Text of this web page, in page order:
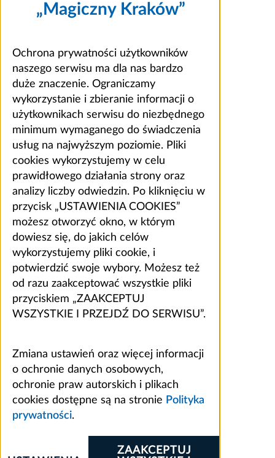
„Magiczny Kraków”
Ochrona prywatności użytkowników
naszego serwisu ma dla nas bardzo
duże znaczenie. Ograniczamy
wykorzystanie i zbieranie informacji o
użytkownikach serwisu do niezbędnego
minimum wymaganego do świadczenia
usług na najwyższym poziomie. Pliki
cookies wykorzystujemy w celu
prawidłowego działania strony oraz
analizy liczby odwiedzin. Po kliknięciu w
przycisk „USTAWIENIA COOKIES”
możesz otworzyć okno, w którym
dowiesz się, do jakich celów
wykorzystujemy pliki cookie, i
potwierdzić swoje wybory. Możesz też
od razu zaakceptować wszystkie pliki
przyciskiem „ZAAKCEPTUJ
WSZYSTKIE I PRZEJDŹ DO SERWISU”.
Zmiana ustawień oraz więcej informacji
o ochronie danych osobowych,
ochronie praw autorskich i plikach
cookies dostępne są na stronie Polityka
prywatności.
ZAAKCEPTUJ